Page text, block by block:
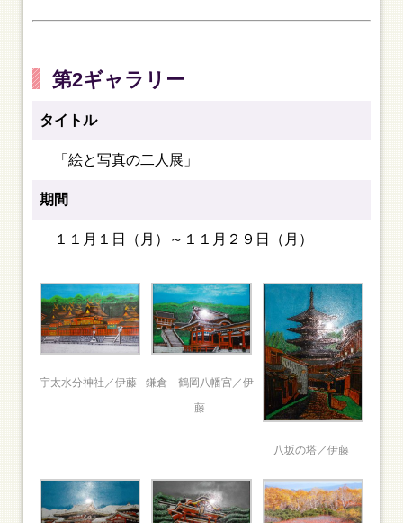
第2ギャラリー
タイトル
「絵と写真の二人展」
期間
１１月１日（月）～１１月２９日（月）
宇太水分神社／伊藤
鎌倉 鶴岡八幡宮／伊
藤
八坂の塔／伊藤